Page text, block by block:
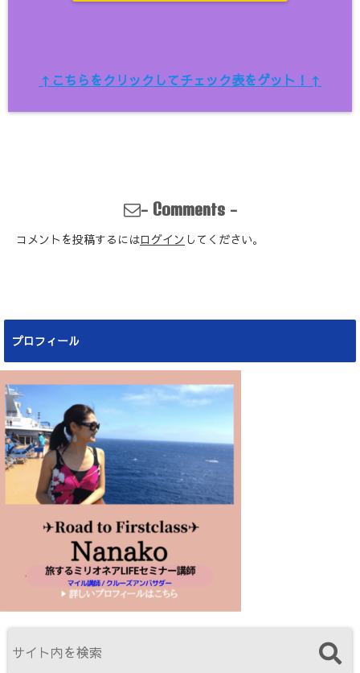
↑こちらをクリックしてチェック表をゲット！↑
- Comments-
コメントを投稿するにはログイン してください。
プロフィール